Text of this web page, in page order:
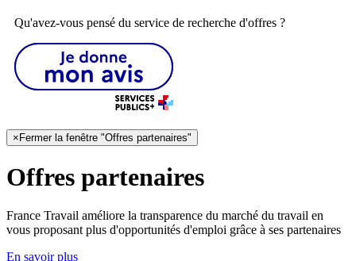
Qu'avez-vous pensé du service de recherche d'offres ?
×Fermer la fenêtre "Offres partenaires"
Offres partenaires
France Travail améliore la transparence du marché du travail en
vous proposant plus d'opportunités d'emploi grâce à ses partenaires
En savoir plus